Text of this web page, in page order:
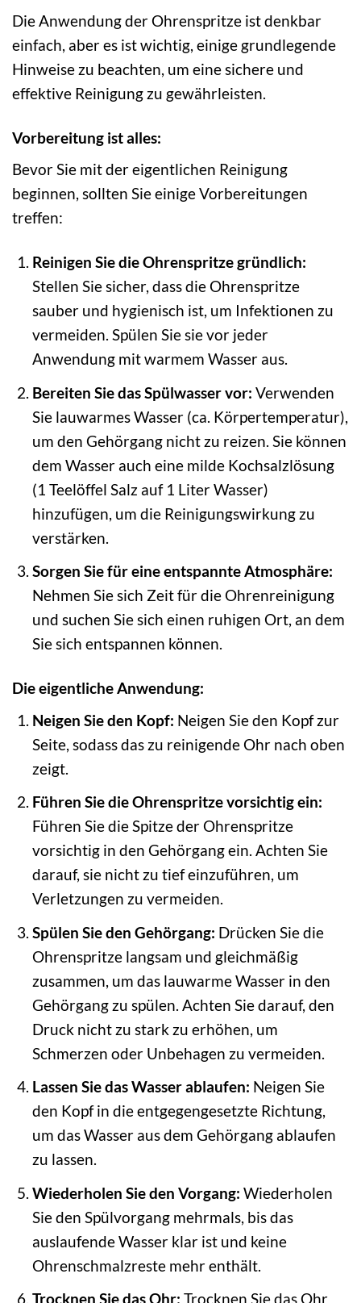
Die Anwendung der Ohrenspritze ist denkbar
einfach, aber es ist wichtig, einige grundlegende
Hinweise zu beachten, um eine sichere und
effektive Reinigung zu gewährleisten.
Vorbereitung ist alles:
Bevor Sie mit der eigentlichen Reinigung
beginnen, sollten Sie einige Vorbereitungen
treffen:
Reinigen Sie die Ohrenspritze gründlich:
Stellen Sie sicher, dass die Ohrenspritze
sauber und hygienisch ist, um Infektionen zu
vermeiden. Spülen Sie sie vor jeder
Anwendung mit warmem Wasser aus.
Bereiten Sie das Spülwasser vor: Verwenden
Sie lauwarmes Wasser (ca. Körpertemperatur),
um den Gehörgang nicht zu reizen. Sie können
dem Wasser auch eine milde Kochsalzlösung
(1 Teelöffel Salz auf 1 Liter Wasser)
hinzufügen, um die Reinigungswirkung zu
verstärken.
Sorgen Sie für eine entspannte Atmosphäre:
Nehmen Sie sich Zeit für die Ohrenreinigung
und suchen Sie sich einen ruhigen Ort, an dem
Sie sich entspannen können.
Die eigentliche Anwendung:
Neigen Sie den Kopf: Neigen Sie den Kopf zur
Seite, sodass das zu reinigende Ohr nach oben
zeigt.
Führen Sie die Ohrenspritze vorsichtig ein:
Führen Sie die Spitze der Ohrenspritze
vorsichtig in den Gehörgang ein. Achten Sie
darauf, sie nicht zu tief einzuführen, um
Verletzungen zu vermeiden.
Spülen Sie den Gehörgang: Drücken Sie die
Ohrenspritze langsam und gleichmäßig
zusammen, um das lauwarme Wasser in den
Gehörgang zu spülen. Achten Sie darauf, den
Druck nicht zu stark zu erhöhen, um
Schmerzen oder Unbehagen zu vermeiden.
Lassen Sie das Wasser ablaufen: Neigen Sie
den Kopf in die entgegengesetzte Richtung,
um das Wasser aus dem Gehörgang ablaufen
zu lassen.
Wiederholen Sie den Vorgang: Wiederholen
Sie den Spülvorgang mehrmals, bis das
auslaufende Wasser klar ist und keine
Ohrenschmalzreste mehr enthält.
Trocknen Sie das Ohr: Trocknen Sie das Ohr